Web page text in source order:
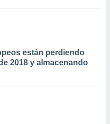
están perdiendo
2018 y almacenando